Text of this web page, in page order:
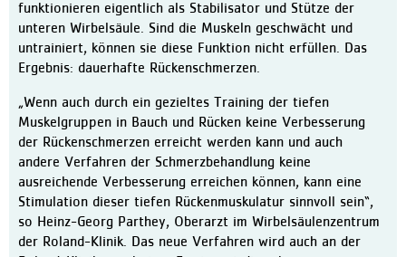
funktionieren eigentlich als Stabilisator und Stütze der
unteren Wirbelsäule. Sind die Muskeln geschwächt und
untrainiert, können sie diese Funktion nicht erfüllen. Das
Ergebnis: dauerhafte Rückenschmerzen.
„Wenn auch durch ein gezieltes Training der tiefen
Muskelgruppen in Bauch und Rücken keine Verbesserung
der Rückenschmerzen erreicht werden kann und auch
andere Verfahren der Schmerzbehandlung keine
ausreichende Verbesserung erreichen können, kann eine
Stimulation dieser tiefen Rückenmuskulatur sinnvoll sein“,
so Heinz-Georg Parthey, Oberarzt im Wirbelsäulenzentrum
der Roland-Klinik. Das neue Verfahren wird auch an der
Informationen für
Klinik
Klinikleitung
Leitbild
Qualitätsmanagement
Zertifizierungen /
Hygiene